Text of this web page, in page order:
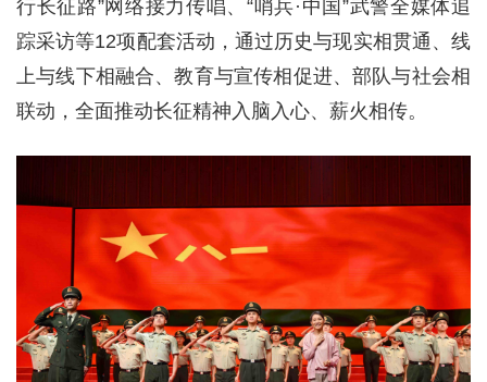
行长征路”网络接力传唱、“哨兵·中国”武警全媒体追
踪采访等12项配套活动，通过历史与现实相贯通、线
上与线下相融合、教育与宣传相促进、部队与社会相
联动，全面推动长征精神入脑入心、薪火相传。